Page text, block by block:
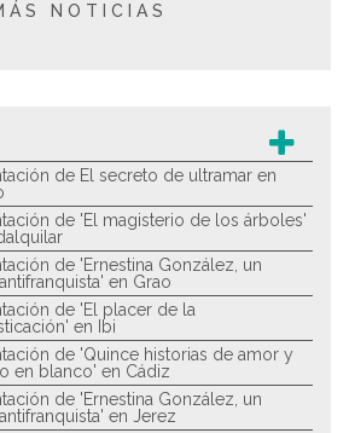
NOTICIAS
de El secreto de ultramar en
de 'El magisterio de los árboles'
de 'Ernestina González, un
en Grao
de 'El placer de la
en Ibi
de 'Quince historias de amor y
en blanco' en Cádiz
de 'Ernestina González, un
en Jerez